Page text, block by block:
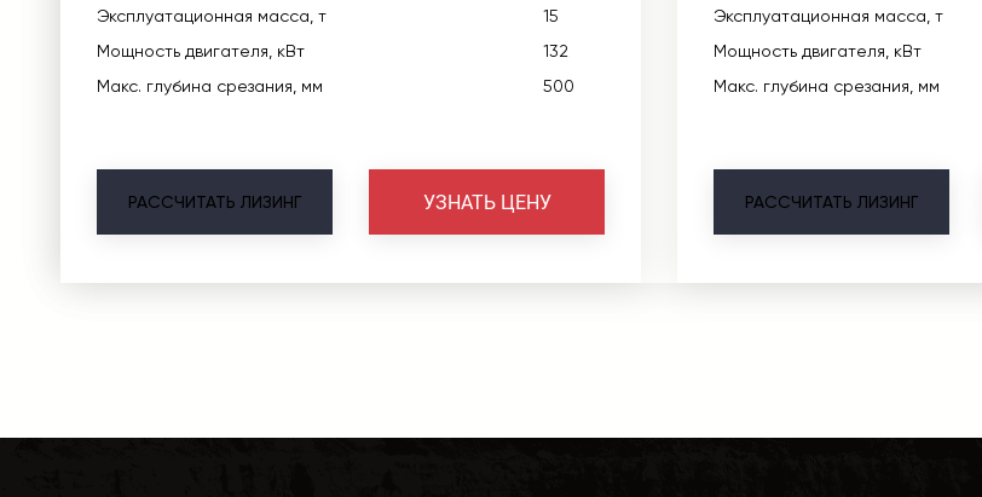
Эксплуатационная масса, т
15
Мощность двигателя, кВт
132
Макс. глубина срезания, мм
500
РАССЧИТАТЬ ЛИЗИНГ УЗНАТЬ ЦЕНУ
Эксплуатационная масса, т
Мощность двигателя, кВт
Макс. глубина срезания, мм
РАССЧИТАТЬ ЛИЗИНГ